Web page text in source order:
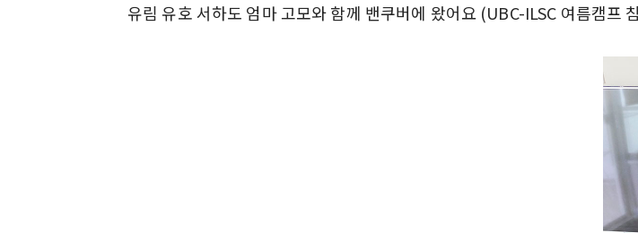
유림 유호 서하도 엄마 고모와 함께 밴쿠버에 왔어요 (UBC-ILSC 여름캠프